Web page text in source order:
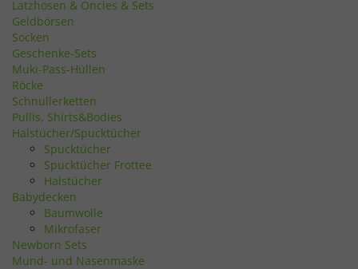
Latzhosen & Oncies & Sets
Geldbörsen
Socken
Geschenke-Sets
Muki-Pass-Hüllen
Röcke
Schnullerketten
Pullis, Shirts&Bodies
Halstücher/Spucktücher
Spucktücher
Spucktücher Frottee
Halstücher
Babydecken
Baumwolle
Mikrofaser
Newborn Sets
Mund- und Nasenmaske